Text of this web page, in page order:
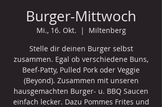
Burger-Mittwoch
Mi., 16. Okt.
  |
Miltenberg
Stelle dir deinen Burger selbst
zusammen. Egal ob verschiedene Buns,
Beef-Patty, Pulled Pork oder Veggie
(Beyond). Zusammen mit unseren
hausgemachten Burger- u. BBQ Saucen
einfach lecker. Dazu Pommes Frites und